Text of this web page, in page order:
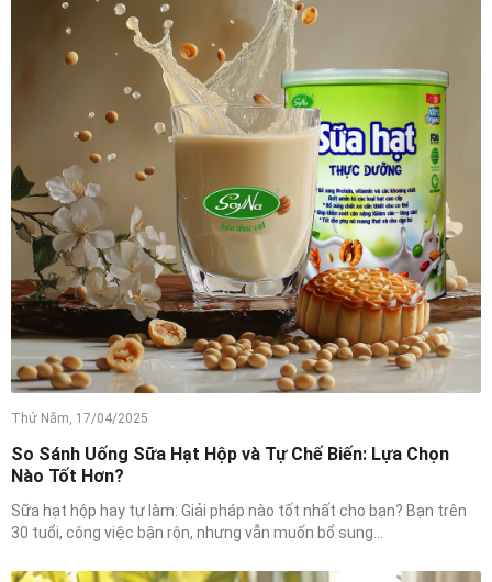
Thứ Năm, 17/04/2025
So Sánh Uống Sữa Hạt Hộp và Tự Chế Biến: Lựa Chọn
Nào Tốt Hơn?
Sữa hạt hộp hay tự làm: Giải pháp nào tốt nhất cho bạn? Bạn trên
30 tuổi, công việc bận rộn, nhưng vẫn muốn bổ sung...